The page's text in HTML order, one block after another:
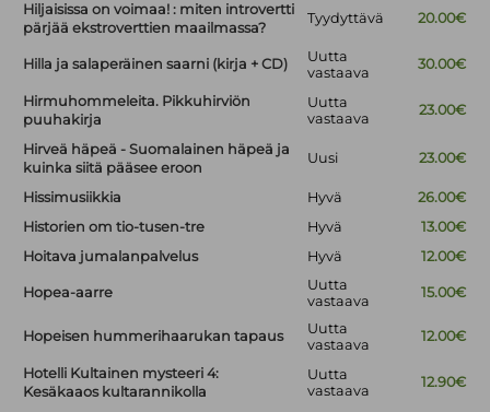
Hiljaisissa on voimaa! : miten introvertti
pärjää ekstroverttien maailmassa?
Tyydyttävä 20.00€
Hilla ja salaperäinen saarni (kirja + CD)
Uutta
vastaava
30.00€
Hirmuhommeleita. Pikkuhirviön
puuhakirja
Uutta
vastaava
23.00€
Hirveä häpeä - Suomalainen häpeä ja
kuinka siitä pääsee eroon
Uusi 23.00€
Hissimusiikkia Hyvä
26.00€
Historien om tio-tusen-tre
Hyvä
13.00€
Hoitava jumalanpalvelus
Hyvä 12.00€
Hopea-aarre
Uutta
vastaava
15.00€
Hopeisen hummerihaarukan tapaus
Uutta
vastaava
12.00€
Hotelli Kultainen mysteeri 4:
Kesäkaaos kultarannikolla
Uutta
vastaava
12.90€